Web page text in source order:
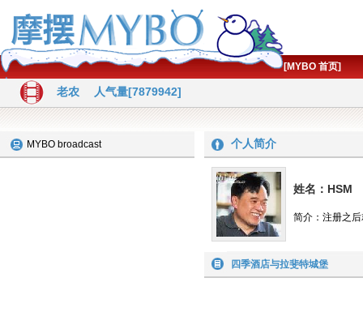
[MYBO 首页]
老农 人气量[7879942]
MYBO broadcast 个人简介
姓名：HSM
简介：注册之
四季酒店与拉斐特城堡